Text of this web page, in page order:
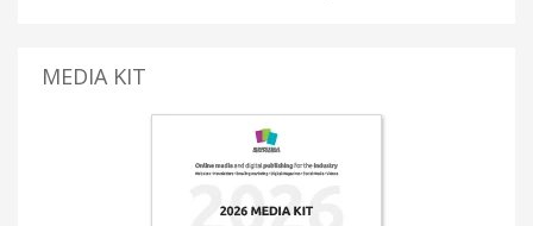
MEDIA KIT